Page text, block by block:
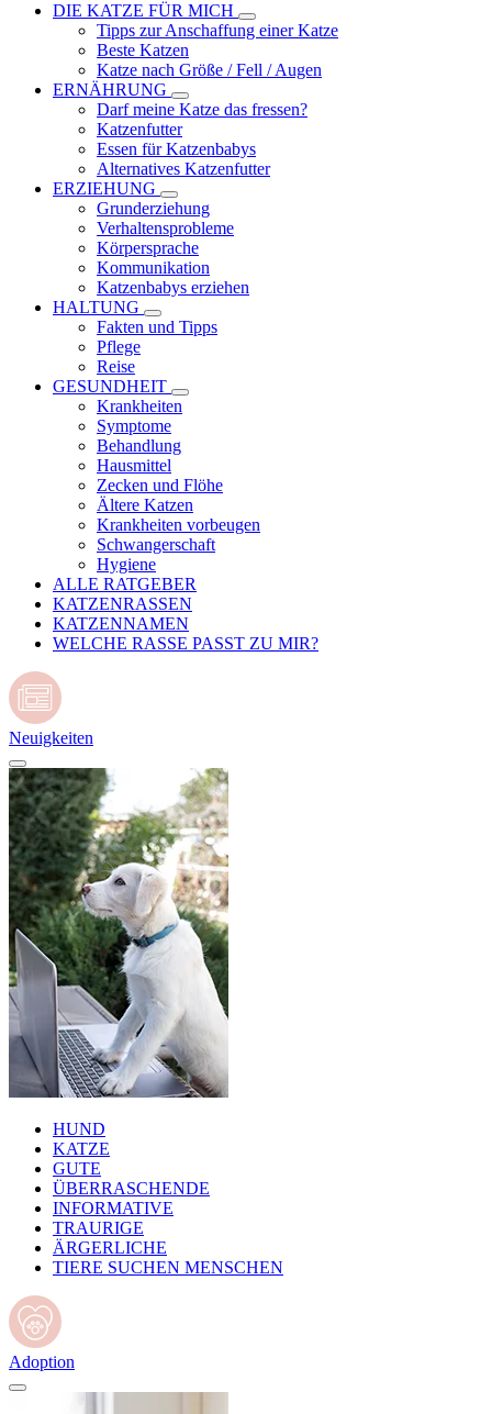
DIE KATZE FÜR MICH
Tipps zur Anschaffung einer Katze
Beste Katzen
Katze nach Größe / Fell / Augen
ERNÄHRUNG
Darf meine Katze das fressen?
Katzenfutter
Essen für Katzenbabys
Alternatives Katzenfutter
ERZIEHUNG
Grunderziehung
Verhaltensprobleme
Körpersprache
Kommunikation
Katzenbabys erziehen
HALTUNG
Fakten und Tipps
Pflege
Reise
GESUNDHEIT
Krankheiten
Symptome
Behandlung
Hausmittel
Zecken und Flöhe
Ältere Katzen
Krankheiten vorbeugen
Schwangerschaft
Hygiene
ALLE RATGEBER
KATZENRASSEN
KATZENNAMEN
WELCHE RASSE PASST ZU MIR?
Neuigkeiten
HUND
KATZE
GUTE
ÜBERRASCHENDE
INFORMATIVE
TRAURIGE
ÄRGERLICHE
TIERE SUCHEN MENSCHEN
Adoption